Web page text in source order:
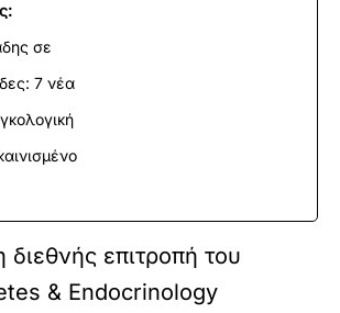
σε
7 νέα
διεθνής επιτροπή του
& Endocrinology